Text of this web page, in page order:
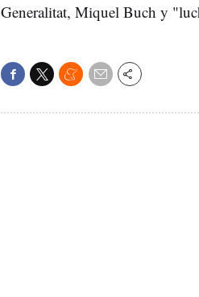
Generalitat, Miquel Buch y